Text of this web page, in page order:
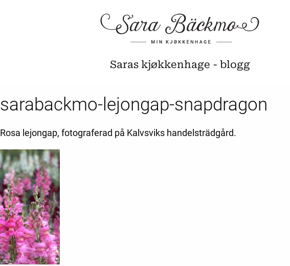
Saras kjøkkenhage - blogg
sarabackmo-lejongap-snapdragon
Rosa lejongap, fotograferad på Kalvsviks handelsträdgård.